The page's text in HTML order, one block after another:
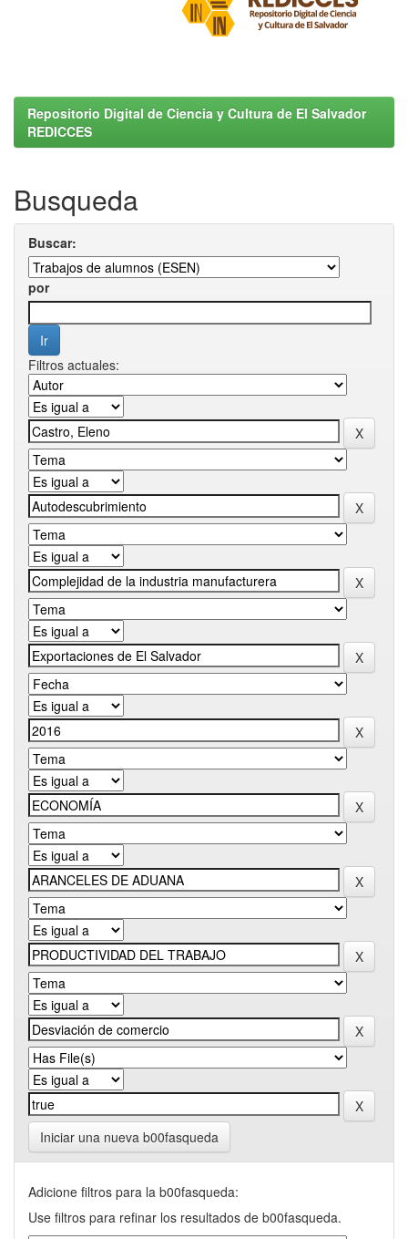
Repositorio Digital de Ciencia y Cultura de El Salvador
REDICCES
Busqueda
Buscar:
por
Filtros actuales:
Iniciar una nueva b00fasqueda
Adicione filtros para la b00fasqueda:
Use filtros para refinar los resultados de b00fasqueda.